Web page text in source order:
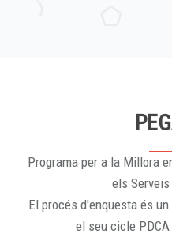
Programa per a la Millora
els
El procés d'enquesta és
el seu cicle